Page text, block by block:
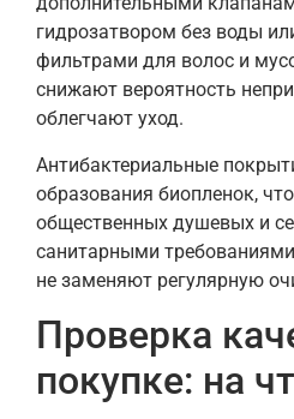
гидрозатвором без воды
фильтрами для волос и
снижают вероятность
облегчают уход.
Антибактериальные
образования биопленок,
общественных душевых и
санитарными
не заменяют регулярную
Проверка
покупке: на